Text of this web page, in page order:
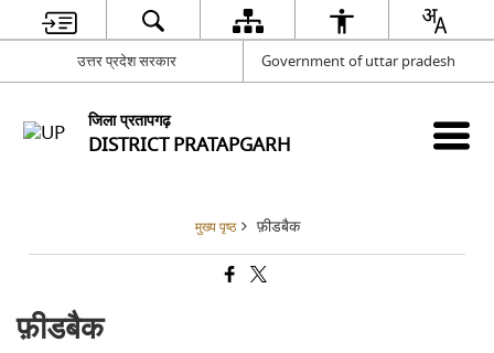
उत्तर प्रदेश सरकार Government of uttar pradesh
जिला प्रतापगढ़
DISTRICT PRATAPGARH
मुख्य पृष्ठ फ़ीडबैक
फ़ीडबैक